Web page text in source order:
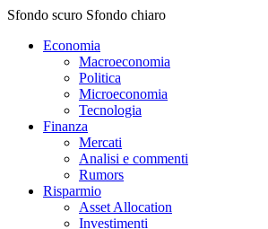
Sfondo scuro Sfondo chiaro
Economia
Macroeconomia
Politica
Microeconomia
Tecnologia
Finanza
Mercati
Analisi e commenti
Rumors
Risparmio
Asset Allocation
Investimenti